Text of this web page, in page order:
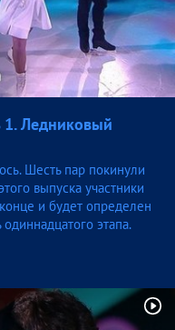
1. Ледниковый
Шесть пар покинули
выпуска участники
и будет определен
этапа.